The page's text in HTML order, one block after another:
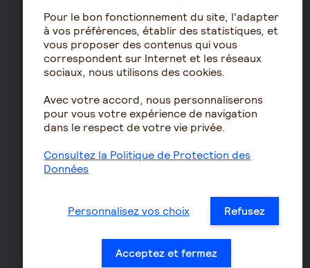
Le fonctionnement de
la retraite
Les démarches de départ
à la retraite
Le calcul de la retraite
Les déclarations sociales
pour les entreprises
Assurances de biens
Assurance auto
Assurance propriétaire
Pour le bon fonctionnement du site, l'adapter
à vos préférences, établir des statistiques, et
vous proposer des contenus qui vous
correspondent sur Internet et les réseaux
sociaux, nous utilisons des cookies.
Avec votre accord, nous personnaliserons
pour vous votre expérience de navigation
dans le respect de votre vie privée.
Consultez la Politique de Protection des
Données
Personnalisez vos choix Refusez
Acceptez et fermez